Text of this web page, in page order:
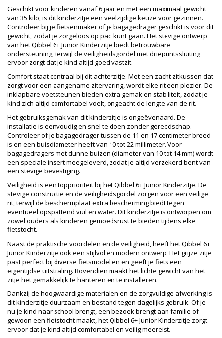
Geschikt voor kinderen vanaf 6 jaar en met een maximaal gewicht
van 35 kilo, is dit kinderzitje een veelzijdige keuze voor gezinnen.
Controleer bij je fietsenmaker of je bagagedrager geschikt is voor dit
gewicht, zodat je zorgeloos op pad kunt gaan. Het stevige ontwerp
van het Qibbel 6+ Junior Kinderzitje biedt betrouwbare
ondersteuning, terwijl de veiligheidsgordel met driepuntssluiting
ervoor zorgt dat je kind altijd goed vastzit.
Comfort staat centraal bij dit achterzitje. Met een zacht zitkussen dat
zorgt voor een aangename zitervaring, wordt elke rit een plezier. De
inklapbare voetsteunen bieden extra gemak en stabiliteit, zodat je
kind zich altijd comfortabel voelt, ongeacht de lengte van de rit.
Het gebruiksgemak van dit kinderzitje is ongeëvenaard. De
installatie is eenvoudig en snel te doen zonder gereedschap.
Controleer of je bagagedrager tussen de 11 en 17 centimeter breed
is en een buisdiameter heeft van 10 tot 22 millimeter. Voor
bagagedragers met dunne buizen (diameter van 10 tot 14 mm) wordt
een speciale insert meegeleverd, zodat je altijd verzekerd bent van
een stevige bevestiging.
Veiligheid is een topprioriteit bij het Qibbel 6+ Junior Kinderzitje. De
stevige constructie en de veiligheidsgordel zorgen voor een veilige
rit, terwijl de beschermplaat extra bescherming biedt tegen
eventueel opspattend vuil en water. Dit kinderzitje is ontworpen om
zowel ouders als kinderen gemoedsrust te bieden tijdens elke
fietstocht.
Naast de praktische voordelen en de veiligheid, heeft het Qibbel 6+
Junior Kinderzitje ook een stijlvol en modern ontwerp. Het grijze zitje
past perfect bij diverse fietsmodellen en geeft je fiets een
eigentijdse uitstraling. Bovendien maakt het lichte gewicht van het
zitje het gemakkelijk te hanteren en te installeren.
Dankzij de hoogwaardige materialen en de zorgvuldige afwerking is
dit kinderzitje duurzaam en bestand tegen dagelijks gebruik. Of je
nu je kind naar school brengt, een bezoek brengt aan familie of
gewoon een fietstocht maakt, het Qibbel 6+ Junior Kinderzitje zorgt
ervoor dat je kind altijd comfortabel en veilig meereist.